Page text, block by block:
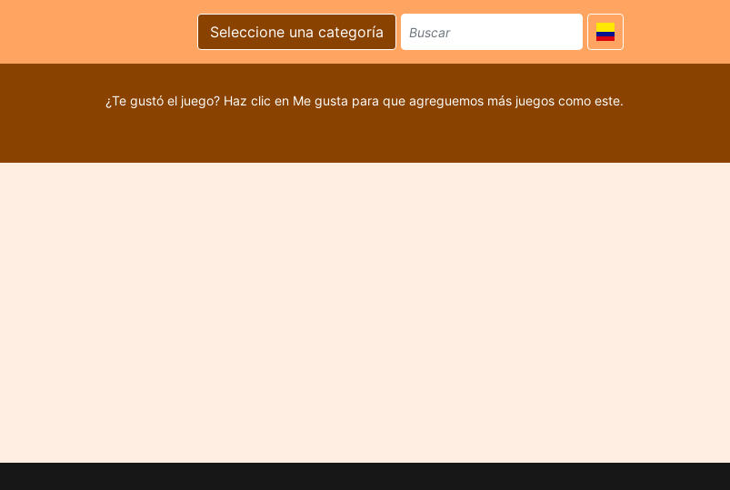
Seleccione una categoría
¿Te gustó el juego? Haz clic en Me gusta para que agreguemos más juegos como este.